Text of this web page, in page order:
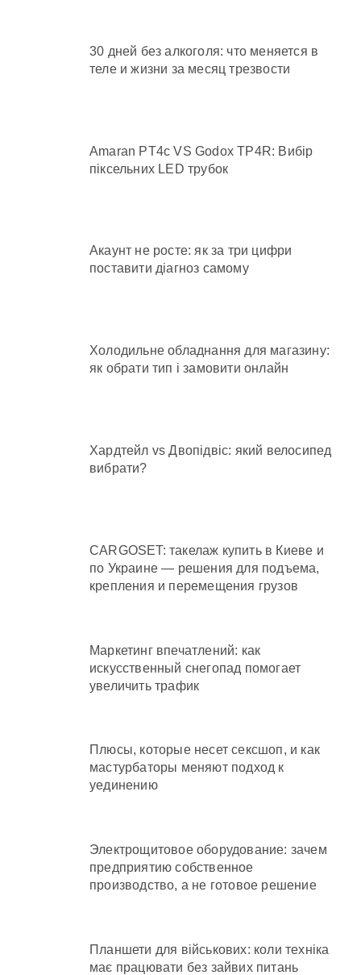
30 дней без алкоголя: что меняется в
теле и жизни за месяц трезвости
Amaran PT4c VS Godox TP4R: Вибір
піксельних LED трубок
Акаунт не росте: як за три цифри
поставити діагноз самому
Холодильне обладнання для магазину:
як обрати тип і замовити онлайн
Хардтейл vs Двопідвіс: який велосипед
вибрати?
CARGOSET: такелаж купить в Киеве и
по Украине — решения для подъема,
крепления и перемещения грузов
Маркетинг впечатлений: как
искусственный снегопад помогает
увеличить трафик
Плюсы, которые несет сексшоп, и как
мастурбаторы меняют подход к
уединению
Электрощитовое оборудование: зачем
предприятию собственное
производство, а не готовое решение
Планшети для військових: коли техніка
має працювати без зайвих питань